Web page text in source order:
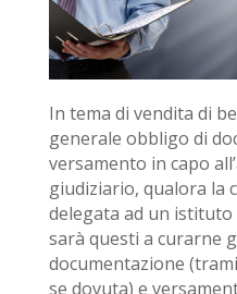
In tema di vendita di
generale obbligo di
versamento in capo
giudiziario, qualora la
delegata ad un
sarà questi a curarne
documentazione
se dovuta) e